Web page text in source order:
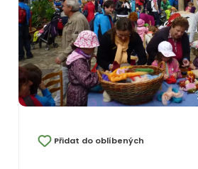
Přidat do oblíbených